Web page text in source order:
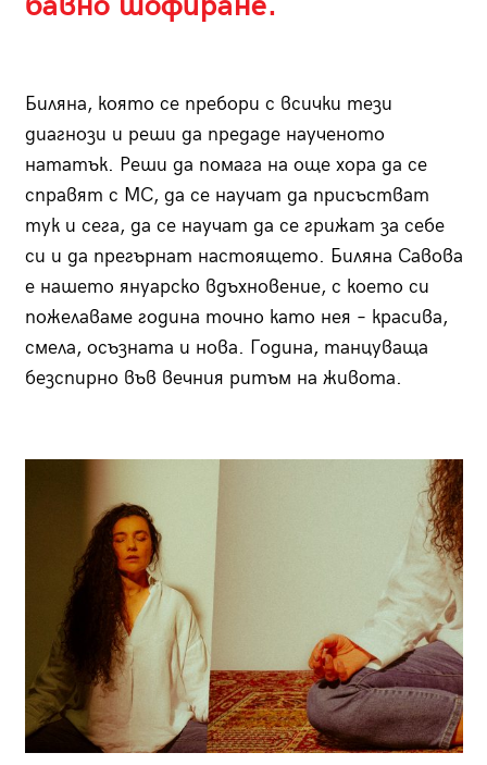
Биляна, която се пребори с всички тези
диагнози и реши да предаде наученото
нататък. Реши да помага на още хора да се
справят с МС, да се научат да присъстват
тук и сега, да се научат да се грижат за себе
си и да прегърнат настоящето. Биляна Савова
е нашето януарско вдъхновение, с което си
пожелаваме година точно като нея – красива,
смела, осъзната и нова. Година, танцуваща
безспирно във вечния ритъм на живота.